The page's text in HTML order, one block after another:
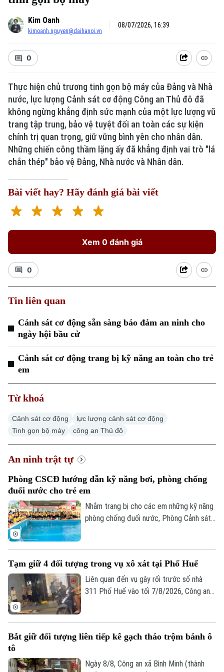
Xu hướng
Kim Oanh
kimoanh.nguyen@daihanoi.vn
08/07/2026, 16:39
0
Thực hiện chủ trương tinh gọn bộ máy của Đảng và Nhà
nước, lực lượng Cảnh sát cơ động Công an Thủ đô đã
không ngừng khẳng định sức mạnh của một lực lượng vũ
trang tập trung, bảo vệ tuyệt đối an toàn các sự kiện
chính trị quan trọng, giữ vững bình yên cho nhân dân.
Những chiến công thầm lặng ấy đã khẳng định vai trò "lá
chắn thép" bảo vệ Đảng, Nhà nước và Nhân dân.
Bài viết hay? Hãy đánh giá bài viết
Xem 0 đánh giá
0
Tin liên quan
Cảnh sát cơ động sẵn sàng bảo đảm an ninh cho
ngày hội bầu cử
Cảnh sát cơ động trang bị kỹ năng an toàn cho trẻ
em
Từ khoá
Cảnh sát cơ động
lực lượng cảnh sát cơ động
Tinh gọn bộ máy
công an Thủ đô
An ninh trật tự
Phòng CSCĐ hướng dẫn kỹ năng bơi, phòng chống
đuối nước cho trẻ em
Nhằm trang bị cho các em những kỹ năng
phòng chống đuối nước, Phòng Cảnh sát
vệ sự an toàn của trẻ nhỏ mà còn là minh
chứng sinh động cho phong trào thi đua
"Ba nhất", đặc biệt là tinh thần "gần dân
Tạm giữ 4 đối tượng trong vụ xô xát tại Phố Huế
Liên quan đến vụ gây rối trước số nhà
311 Phố Huế vào tối 7/8/2026, Công an
Bắt giữ đối tượng liên tiếp kê gạch tháo trộm bánh ô
tô
Ngày 8/8, Công an xã Bình Minh (thành